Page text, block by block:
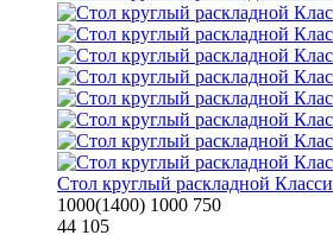
Стол круглый раскладной
1000(1400) 1000 750
44 105